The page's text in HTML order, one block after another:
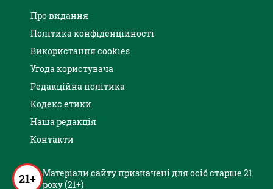
Про видання
Політика конфіденційності
Використання cookies
Угода користувача
Редакційна політика
Кодекс етики
Наша редакція
Контакти
21+ Матеріали сайту призначені для осіб старше 21
року (21+)